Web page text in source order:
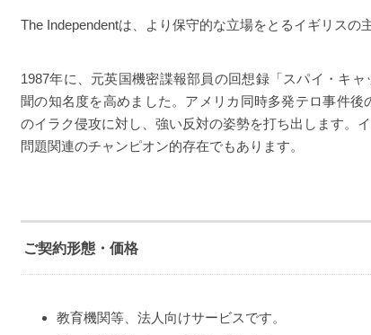
The Independentは、より保守的な立場をとるイギリスの
1987年に、元英国機密諜報部員の回想録「スパイ・キ
聞の知名度を高めました。アメリカ同時多発テロ事件
のイラク侵攻に対し、強い反対の姿勢を打ち出します。
問題関連のチャンピオン的存在でもあります。
ご契約形態・価格
教育機関等、法人向けサービスです。